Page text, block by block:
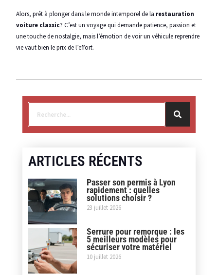
ARTICLES RÉCENTS
Passer son permis à Lyon
rapidement : quelles
solutions choisir ?
23 juillet 2026
Serrure pour remorque : les
5 meilleurs modèles pour
sécuriser votre matériel
10 juillet 2026
Alors, prêt à plonger dans le monde intemporel de la restauration
voiture classic? C’est un voyage qui demande patience, passion et
une touche de nostalgie, mais l’émotion de voir un véhicule reprendre
vie vaut bien le prix de l’effort.